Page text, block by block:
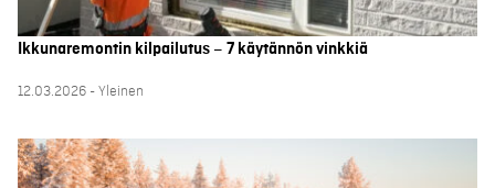
Ikkunaremontin kilpailutus – 7 käytännön vinkkiä
12.03.2026 - Yleinen